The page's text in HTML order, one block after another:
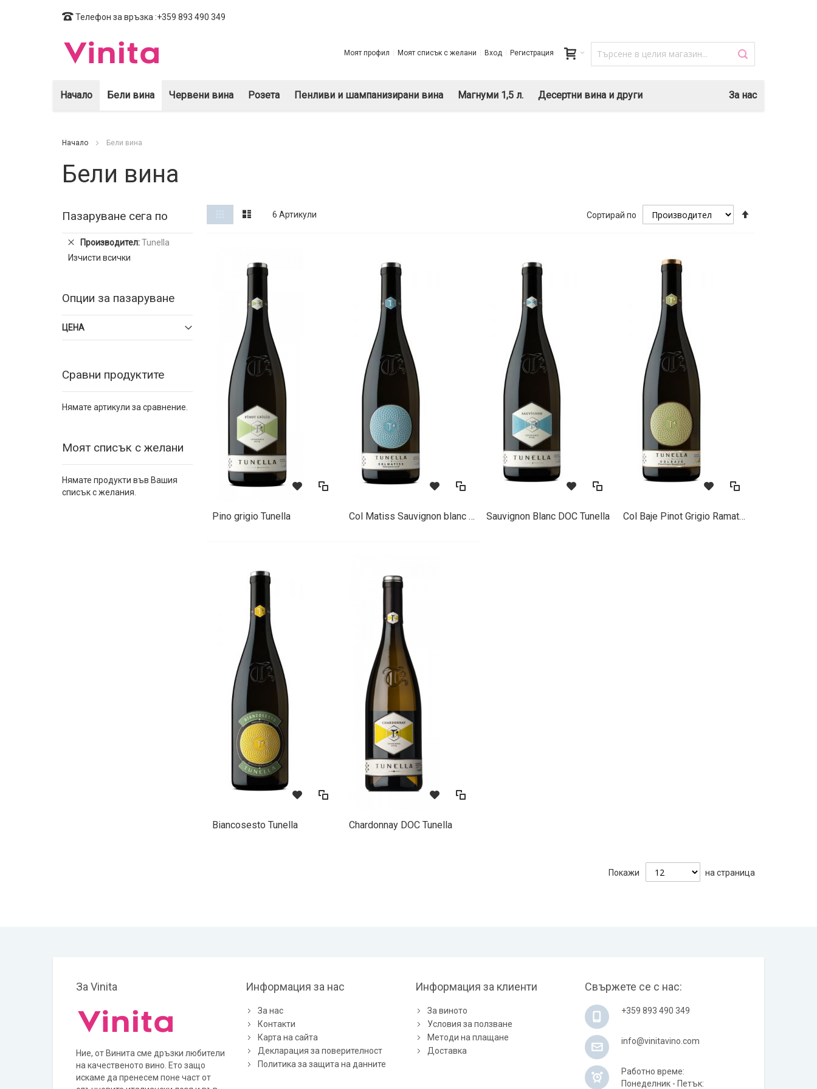
Прескачане
съдържанието
Телефон за връзка :+359 893 490 349
Моят профил Моят списък с желани Вход Регистрация
Начало Бели вина Червени вина Розета Пенливи и шампанизирани вина Магнуми 1,5 л. Десертни вина и други За нас
Начало Бели вина
Бели вина
като
РешеткаСписък
6 Артикули Сортирай по
Pino grigio Tunella Col Matiss Sauvignon blanc DOC Tunella Sauvignon Blanc DOC Tunella Col Baje Pinot Grigio Ramato DOC Tunella
Biancosesto Tunella Chardonnay DOC Tunella
Покажи на страница
Пазаруване сега по
Производител Tunella
Премахнете
Изчисти всички
Опции за пазаруване
ЦЕНА
Сравни продуктите
Нямате артикули за сравнение.
Моят списък с желани
Нямате продукти във Вашия
списък с желания.
За Vinita
Ние, от Винита сме дръзки любители
на качественото вино. Ето защо
искаме да пренесем поне част от
Информация за нас
За нас
Контакти
Карта на сайта
Декларация за поверителност
Политика за защита на данните
Информация за клиенти
За виното
Условия за ползване
Методи на плащане
Доставка
Свържете се с нас:
+359 893 490 349
info@vinitavino.com
Работно време:
Понеделник - Петък: